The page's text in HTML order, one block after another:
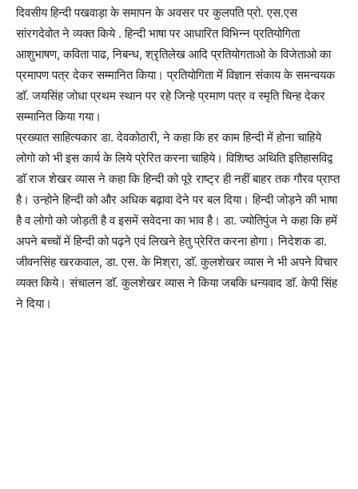
दिवसीय हिन्दी पखवाड़ा के समापन के अवसर पर कुलपति प्रो. एस.एस
सांरगदेवोत ने व्यक्त किये . हिन्दी भाषा पर आधारित विभिन्न प्रतियोगिता
आशुभाषण, कविता पाढ, निबन्ध, श्रृतिलेख आदि प्रतियोगताओ के विजेताओ का
प्रमापण पत्र देकर सम्मानित किया। प्रतियोगिता में विज्ञान संकाय के समन्वयक
डाॅ. जयसिंह जोधा प्रथम स्थान पर रहे जिन्हे प्रमाण पत्र व स्मृति चिन्ह देकर
सम्मानित किया गया।
प्रख्यात साहित्यकार डा. देवकोठारी, ने कहा कि हर काम हिन्दी में होना चाहिये
लोगो को भी इस कार्य के लिये प्रेरित करना चाहिये। विशिष्ठ अथिति इतिहासविद्व
डाॅ राज शेखर व्यास ने कहा कि हिन्दी को पूरे राष्ट्र ही नहीं बाहर तक गौरव प्राप्त
है। उन्होने हिन्दी को और अधिक बढ़ावा देने पर बल दिया। हिन्दी जोड़ने की भाषा
है व लोगो को जोड़ती है व इसमें सवेदना का भाव है। डा. ज्योतिपुंज ने कहा कि हमें
अपने बच्चों में हिन्दी को पढ़ने एवं लिखने हेतु प्रेरित करना होगा। निदेशक डा.
जीवनसिंह खरकवाल, डा. एस. के मिश्रा, डाॅ. कुलशेखर व्यास ने भी अपने विचार
व्यक्त किये। संचालन डाॅ. कुलशेखर व्यास ने किया जबकि धन्यवाद डाॅ. केपी सिंह
ने दिया।